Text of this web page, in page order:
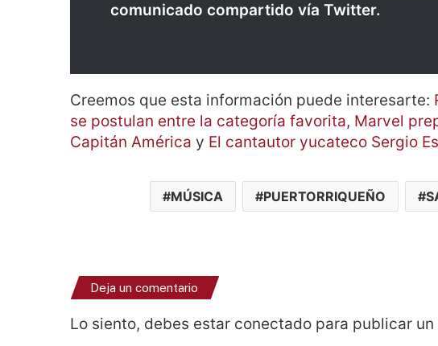
comunicado compartido vía Twitter.
Creemos que esta información puede interesarte:
se postulan entre la categoría favorita, Marvel
Capitán América y El cantautor yucateco Sergio
MÚSICA PUERTORRIQUEÑO
Deja un comentario
Lo siento, debes estar conectado para publicar